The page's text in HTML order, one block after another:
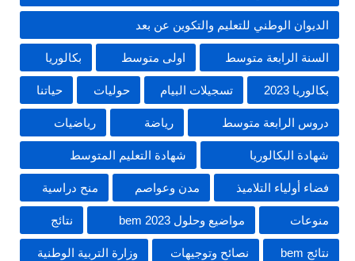
الديوان الوطني للتعليم والتكوين عن بعد
السنة الرابعة متوسط اولى متوسط بكالوريا
بكالوريا 2023 تسجيلات البيام حوليات حياتنا
دروس الرابعة متوسط رياضة رياضيات
شهادة البكالوريا شهادة التعليم المتوسط
فضاء أولياء التلاميذ مدن وعواصم منح دراسية
منوعات مواضيع وحلول 2023 bem نتائج
نتائج bem نصائح وتوجيهات وزارة التربية الوطنية